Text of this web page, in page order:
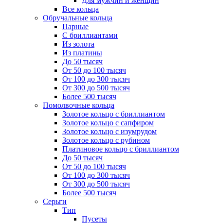
Все кольца
Обручальные кольца
Парные
С бриллиантами
Из золота
Из платины
До 50 тысяч
От 50 до 100 тысяч
От 100 до 300 тысяч
От 300 до 500 тысяч
Более 500 тысяч
Помолвочные кольца
Золотое кольцо с бриллиантом
Золотое кольцо с сапфиром
Золотое кольцо с изумрудом
Золотое кольцо с рубином
Платиновое кольцо с бриллиантом
До 50 тысяч
От 50 до 100 тысяч
От 100 до 300 тысяч
От 300 до 500 тысяч
Более 500 тысяч
Серьги
Тип
Пусеты